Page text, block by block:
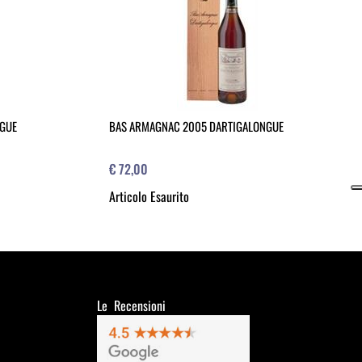
BAS ARMAGNAC 2005 DARTIGALONGUE
€ 72,00
Articolo Esaurito
Le Recensioni